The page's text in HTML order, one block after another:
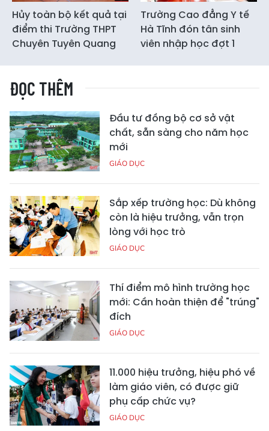
Hủy toàn bộ kết quả tại
điểm thi Trường THPT
Chuyên Tuyên Quang
Trường Cao đẳng Y tế
Hà Tĩnh đón tân sinh
viên nhập học đợt 1
ĐỌC THÊM
Đầu tư đồng bộ cơ sở vật
chất, sẵn sàng cho năm học
mới
GIÁO DỤC
Sắp xếp trường học: Dù không
còn là hiệu trưởng, vẫn trọn
lòng với học trò
GIÁO DỤC
Thí điểm mô hình trường học
mới: Cần hoàn thiện để "trúng"
đích
GIÁO DỤC
11.000 hiệu trưởng, hiệu phó về
làm giáo viên, có được giữ
phụ cấp chức vụ?
GIÁO DỤC